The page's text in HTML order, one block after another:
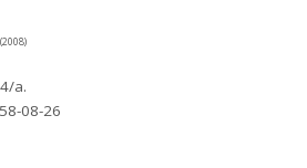
(2008)
a.
08-26